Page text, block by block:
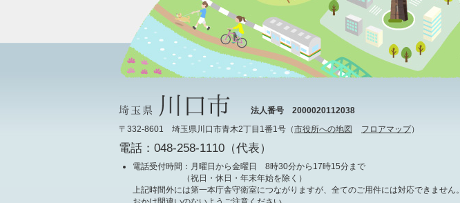
法人番号 2000020112038
〒332-8601 埼玉県川口市青木2丁目1番1号（市役所への地図 フロアマップ）
電話：048-258-1110（代表）
電話受付時間 ：月曜日から金曜日 8時30分から17時15分まで
（祝日・休日・年末年始を除く）
上記時間外には第一本庁舎守衛室につながりますが、全てのご用件には対応できません。